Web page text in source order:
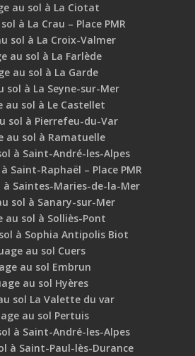
au sol à La Ciotat
à La Crau – Place PMR
sol à La Croix-Valmer
au sol à La Farlède
au sol à La Garde
sol à La Seyne-sur-Mer
au sol à Le Castellet
sol à Pierrefeu-du-Var
au sol à Ramatuelle
à Saint-André-les-Alpes
Saint-Raphaël – Place PMR
à Saintes-Maries-de-la-Mer
sol à Sanary-sur-Mer
au sol à Solliès-Pont
à Sophia Antipolis Biot
au sol Cuers
au sol Embrun
au sol Hyères
sol La Valette du var
au sol Pertuis
à Saint-André-les-Alpes
à Saint-Paul-lès-Durance